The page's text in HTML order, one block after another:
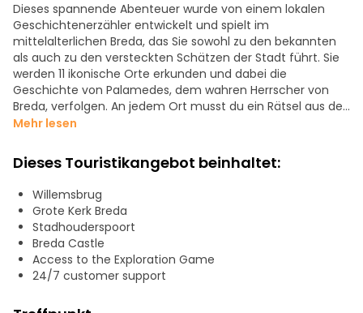
Dieses spannende Abenteuer wurde von einem lokalen
Geschichtenerzähler entwickelt und spielt im
mittelalterlichen Breda, das Sie sowohl zu den bekannten
als auch zu den versteckten Schätzen der Stadt führt. Sie
werden 11 ikonische Orte erkunden und dabei die
Geschichte von Palamedes, dem wahren Herrscher von
Breda, verfolgen. An jedem Ort musst du ein Rätsel aus der
realen Welt lösen, indem du auf verschiedenen Elementen
suchst. Das Spiel konzentriert sich hauptsächlich auf die
historische Altstadt und umfasst viele Orte und Straßen,
die die meisten Touristen bei ihrem Besuch übersehen.
Ausgehend von der Willemsbrug liegen die Haltestellen im
Durchschnitt etwa 200 m auseinander, und für jeden Ort
braucht man etwa 6 Minuten. Die Route führt auch durch
den Stadspark Valkenberg, die alte Stadtmauer, die Grote
Kerk und das Schloss Breda. Bei jedem Halt schaltet die App
Mehr lesen
Dieses Touristikangebot beinhaltet:
Willemsbrug
Grote Kerk Breda
Stadhouderspoort
Breda Castle
Access to the Exploration Game
24/7 customer support